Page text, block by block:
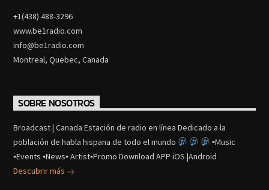
+1(438) 488-3296
www.be1radio.com
info@be1radio.com
Montreal, Quebec, Canada
SOBRE NOSOTROS
Broadcast | Canada Estación de radio en línea Dedicado a la
población de habla hispana de todo el mundo
▪Music
▪Events ▪News▪ Artist▪Promo Download APP iOS |Android
Descubrir más